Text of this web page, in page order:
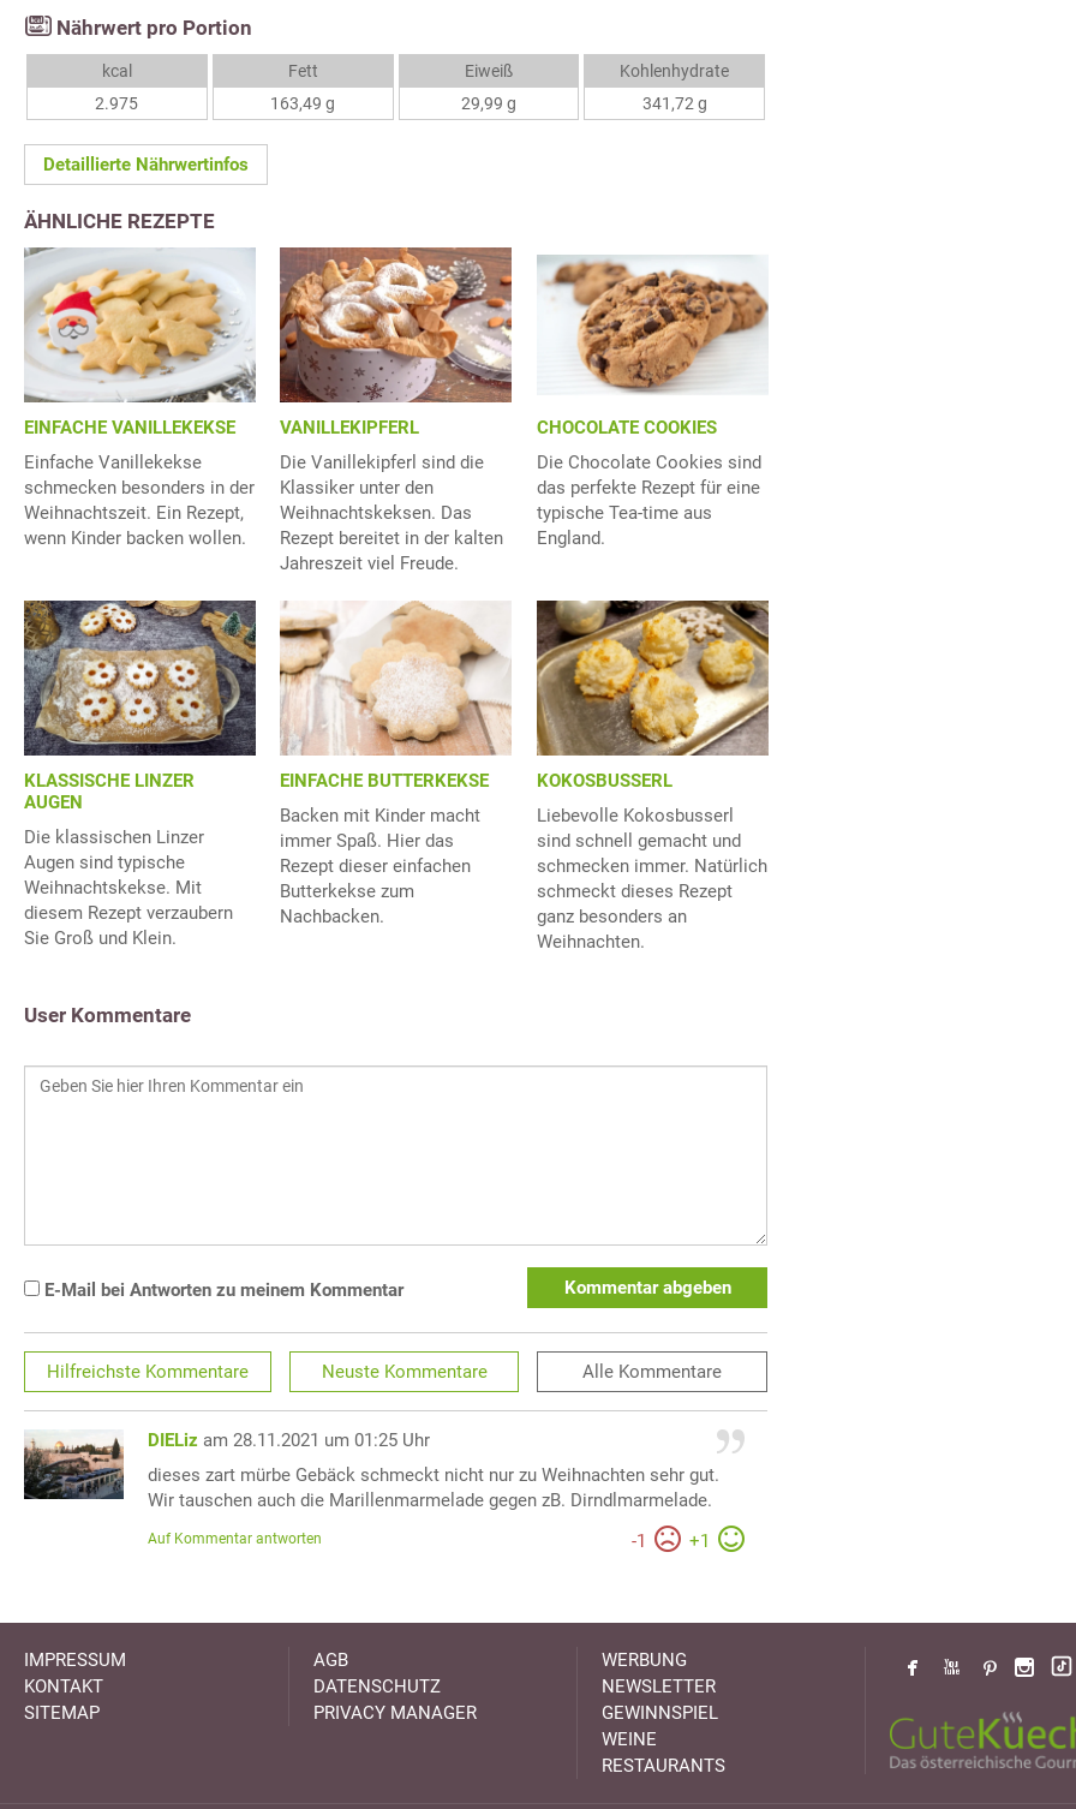
Nährwert pro Portion
kcal
2.975
Fett
163,49 g
Eiweiß
29,99 g
Kohlenhydrate
341,72 g
Detaillierte Nährwertinfos
ÄHNLICHE REZEPTE
EINFACHE VANILLEKEKSE
Einfache Vanillekekse
schmecken besonders in der
Weihnachtszeit. Ein Rezept,
wenn Kinder backen wollen.
VANILLEKIPFERL
Die Vanillekipferl sind die
Klassiker unter den
Weihnachtskeksen. Das
Rezept bereitet in der kalten
Jahreszeit viel Freude.
CHOCOLATE COOKIES
Die Chocolate Cookies sind
das perfekte Rezept für eine
typische Tea-time aus
England.
KLASSISCHE LINZER
AUGEN
Die klassischen Linzer
Augen sind typische
Weihnachtskekse. Mit
diesem Rezept verzaubern
Sie Groß und Klein.
EINFACHE BUTTERKEKSE
Backen mit Kinder macht
immer Spaß. Hier das
Rezept dieser einfachen
Butterkekse zum
Nachbacken.
KOKOSBUSSERL
Liebevolle Kokosbusserl
sind schnell gemacht und
schmecken immer. Natürlich
schmeckt dieses Rezept
ganz besonders an
Weihnachten.
User Kommentare
E-Mail bei Antworten zu meinem Kommentar Kommentar abgeben
Hilfreichste Kommentare Neuste Kommentare Alle Kommentare
DIELiz am 28.11.2021 um 01:25 Uhr
dieses zart mürbe Gebäck schmeckt nicht nur zu Weihnachten sehr gut.
Wir tauschen auch die Marillenmarmelade gegen zB. Dirndlmarmelade.
-1 +1
Auf Kommentar antworten
IMPRESSUM
KONTAKT
SITEMAP
AGB
DATENSCHUTZ
PRIVACY MANAGER
WERBUNG
NEWSLETTER
GEWINNSPIEL
WEINE
RESTAURANTS